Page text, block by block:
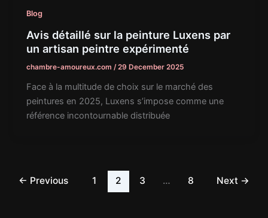
Blog
Avis détaillé sur la peinture Luxens par
un artisan peintre expérimenté
chambre-amoureux.com/29 December 2025
Face à la multitude de choix sur le marché des
peintures en 2025, Luxens s’impose comme une
référence incontournable distribuée
← Previous 1 2 3 … 8 Next →